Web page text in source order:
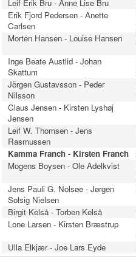
Leif Erik Bru - Anne Lise Bru
Erik Fjord Pedersen - Anette
Carlsen
Morten Hansen - Louise Hansen
Inge Beate Austlid - Johan
Skattum
Jörgen Gustavsson - Peder
Nilsson
Claus Jensen - Kirsten Lyshøj
Jensen
Leif W. Thomsen - Jens
Rasmussen
Kamma Franch - Kirsten Franch
Mogens Boysen - Ole Adelkvist
Jens Pauli G. Nolsøe - Jørgen
Solsig Nielsen
Birgit Kelså - Torben Kelså
Lone Larsen - Kirsten Bræstrup
Ulla Elkjær - Joe Lars Eyde